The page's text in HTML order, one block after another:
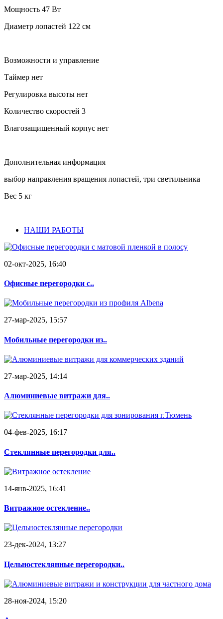
Мощность 47 Вт
Диаметр лопастей 122 см
Возможности и управление
Таймер нет
Регулировка высоты нет
Количество скоростей 3
Влагозащищенный корпус нет
Дополнительная информация
выбор направления вращения лопастей, три светильника
Вес 5 кг
НАШИ РАБОТЫ
02-окт-2025, 16:40
Офисные перегородки с..
27-мар-2025, 15:57
Мобильные перегородки из..
27-мар-2025, 14:14
Алюминиевые витражи для..
04-фев-2025, 16:17
Стеклянные перегородки для..
14-янв-2025, 16:41
Витражное остекление..
23-дек-2024, 13:27
Цельностеклянные перегородки..
28-ноя-2024, 15:20